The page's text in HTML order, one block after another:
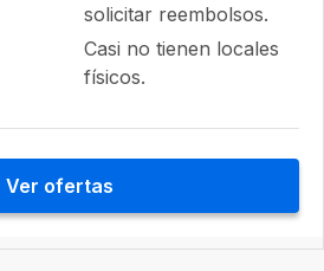
solicitar reembolsos.
Casi no tienen locales
físicos.
Ver ofertas